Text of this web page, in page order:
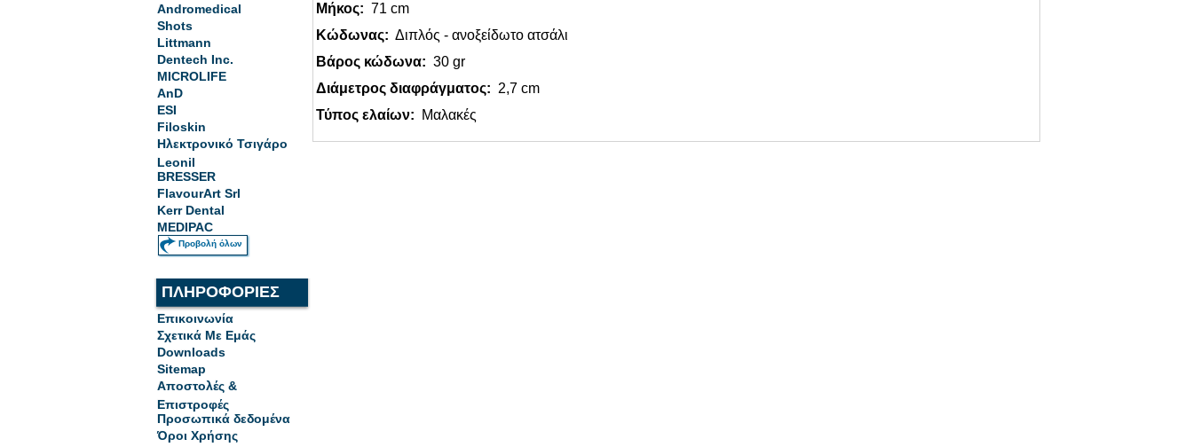
Andromedical
Shots
Littmann
Dentech Inc.
MICROLIFE
AnD
ESI
Filoskin
Ηλεκτρονικό Τσιγάρο
Leonil
BRESSER
FlavourArt Srl
Kerr Dental
MEDIPAC
Προβολή όλων
ΠΛΗΡΟΦΟΡΙΕΣ
Επικοινωνία
Σχετικά Με Εμάς
Downloads
Sitemap
Αποστολές &
Επιστροφές
Προσωπικά δεδομένα
Όροι Χρήσης
Μήκος: 71 cm
Κώδωνας: Διπλός - ανοξείδωτο ατσάλι
Βάρος κώδωνα: 30 gr
Διάμετρος διαφράγματος: 2,7 cm
Τύπος ελαίων: Μαλακές